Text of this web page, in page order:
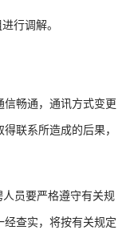
行调解。
信畅通，通讯方式变更
联系所造成的后果，
人员要严格遵守有关规
查实，将按有关规定